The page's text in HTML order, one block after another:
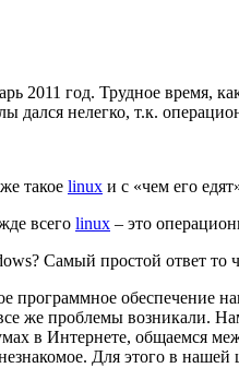
2011 год. Трудное время,
дался нелегко, т.к.
такое linux и с «чем его
всего linux – это
Самый простой ответ то
программное обеспечение
же проблемы возникали.
в Интернете, общаемся
Для этого в